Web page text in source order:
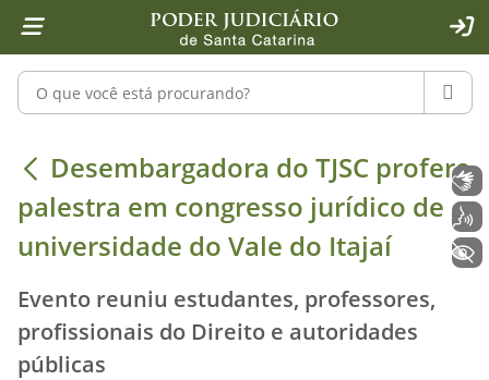
1 Ir para o conteúdo
2 Ir para a ferramenta de acessibilidade - Rybená
4 Ir para o menu principal
5 Ir para a pesquisa
6 Ir para o rodapé
7 Ir para a página inicial
Pesquisar no portal
Desembargadora do TJSC profere
Desembargadora do TJSC profere
palestra em congresso jurídico de
universidade do Vale do Itajaí
Evento reuniu estudantes, professores,
profissionais do Direito e autoridades
públicas
Libras
Voz
+ Acessibilidade